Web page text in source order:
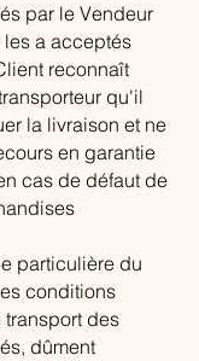
par le Vendeur
a acceptés
reconnaît
qu'il
la livraison et ne
en garantie
cas de défaut de
particulière du
conditions
des
dûment